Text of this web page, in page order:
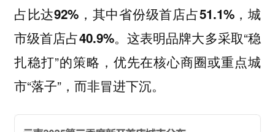
占比达92%，其中省份级首店占51.1%，城
市级首店占40.9%。 这表明品牌大多采取“稳
扎稳打”的策略，优先在核心商圈或重点城
市“落子”，而非冒进下沉。